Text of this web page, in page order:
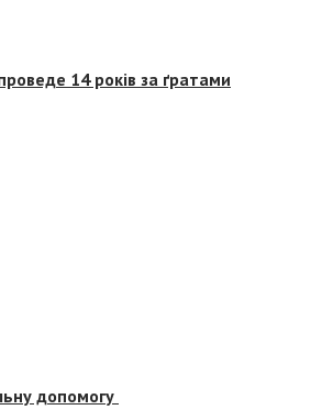
14 років за ґратами
допомогу